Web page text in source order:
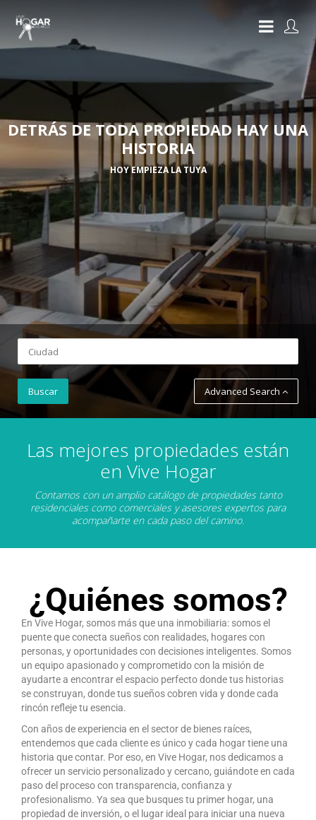
DETRÁS DE TODA PROPIEDAD HAY UNA
HISTORIA
HOY EMPIEZA LA TUYA
Advanced Search
Las mejores propiedades están
en Vive Hogar
Contamos con un amplio catálogo de propiedades tanto
residenciales como comerciales y asesores expertos para
acompañarte en cada paso del camino.
¿Quiénes somos?
En Vive Hogar, somos más que una inmobiliaria: somos el
puente que conecta sueños con realidades, hogares con
personas, y oportunidades con decisiones inteligentes. Somos
un equipo apasionado y comprometido con la misión de
ayudarte a encontrar el espacio perfecto donde tus historias
se construyan, donde tus sueños cobren vida y donde cada
rincón refleje tu esencia.
Con años de experiencia en el sector de bienes raíces,
entendemos que cada cliente es único y cada hogar tiene una
historia que contar. Por eso, en Vive Hogar, nos dedicamos a
ofrecer un servicio personalizado y cercano, guiándote en cada
paso del proceso con transparencia, confianza y
profesionalismo. Ya sea que busques tu primer hogar, una
propiedad de inversión, o el lugar ideal para iniciar una nueva